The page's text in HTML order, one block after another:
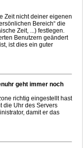
Zeit nicht deiner eigenen
Bereich“ die
Zeit, ...) festlegen.
Benutzern geändert
ist dies ein guter
geht immer noch
richtig eingestellt hast
die Uhr des Servers
damit er das